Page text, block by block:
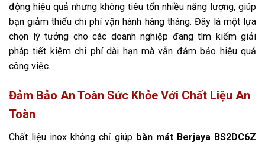
động hiệu quả nhưng không tiêu tốn nhiều năng lượng, giúp
bạn giảm thiểu chi phí vận hành hàng tháng. Đây là một lựa
chọn lý tưởng cho các doanh nghiệp đang tìm kiếm giải
pháp tiết kiệm chi phí dài hạn mà vẫn đảm bảo hiệu quả
công việc.
Đảm Bảo An Toàn Sức Khỏe Với Chất Liệu An
Toàn
Chất liệu inox không chỉ giúp bàn mát Berjaya BS2DC6Z